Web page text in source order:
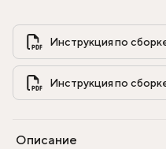
Инструкция по
Описание